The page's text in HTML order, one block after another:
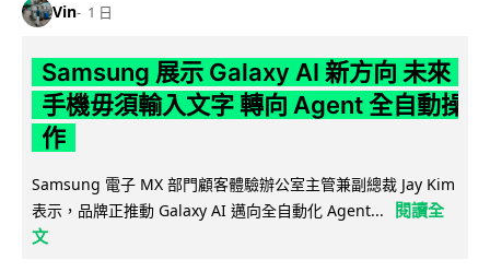
Vin 1 日
Samsung 展示 Galaxy AI 新方向 未來
手機毋須輸入文字 轉向 Agent 全自動操
作
Samsung 電子 MX 部門顧客體驗辦公室主管兼副總裁 Jay Kim
表示，品牌正推動 Galaxy AI 邁向全自動化 Agent...
閱讀全
文